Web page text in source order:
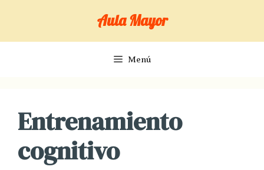
Aula Mayor
Menú
Entrenamiento
cognitivo